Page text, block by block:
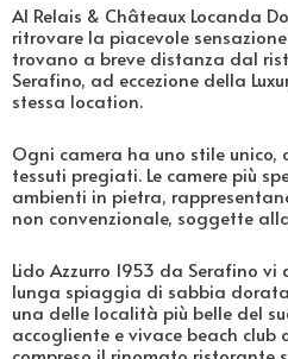
Al Relais & Châteaux Locanda
ritrovare la piacevole sensazione
trovano a breve distanza dal
Serafino, ad eccezione della
stessa location.
Ogni camera ha uno stile unico,
tessuti pregiati. Le camere più
ambienti in pietra,
non convenzionale, soggette
Lido Azzurro 1953 da Serafino
lunga spiaggia di sabbia
una delle località più belle del
accogliente e vivace beach